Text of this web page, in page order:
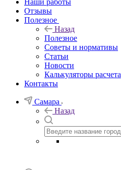
Наши работы
Отзывы
Полезное
Назад
Полезное
Советы и нормативы
Статьи
Новости
Калькуляторы расчета
Контакты
Самара
Назад